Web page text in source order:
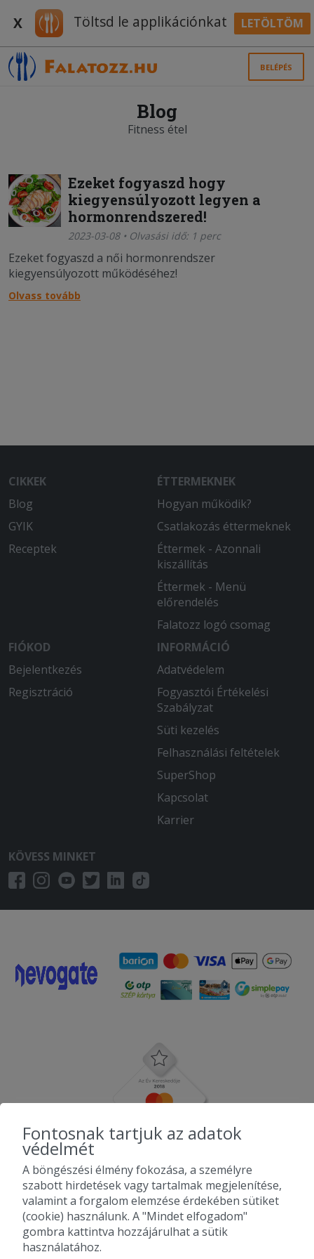
X Töltsd le applikációnkat LETÖLTÖM
BELÉPÉS
Blog
Fitness étel
Ezeket fogyaszd hogy
kiegyensúlyozott legyen a
hormonrendszered!
2023-03-08 • Olvasási idő: 1 perc
Ezeket fogyaszd a női hormonrendszer
kiegyensúlyozott működéséhez!
Olvass tovább
CIKKEK
Blog
GYIK
Receptek
ÉTTERMEKNEK
Hogyan működik?
Csatlakozás éttermeknek
Éttermek - Azonnali
kiszállítás
Éttermek - Menü
előrendelés
Falatozz logó csomag
FIÓKOD
Bejelentkezés
Regisztráció
INFORMÁCIÓ
Adatvédelem
Fogyasztói Értékelési
Szabályzat
Süti kezelés
Felhasználási feltételek
SuperShop
Kapcsolat
Karrier
KÖVESS MINKET
Fontosnak tartjuk az adatok
védelmét
A böngészési élmény fokozása, a személyre
szabott hirdetések vagy tartalmak megjelenítése,
valamint a forgalom elemzése érdekében sütiket
(cookie) használunk. A "Mindet elfogadom"
gombra kattintva hozzájárulhat a sütik
használatához.